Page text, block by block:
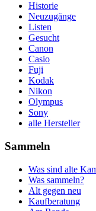
Historie
Neuzugänge
Listen
Gesucht
Canon
Casio
Fuji
Kodak
Nikon
Olympus
Sony
alle Hersteller
Sammeln
Was sind alte
Was sammeln?
Alt gegen neu
Kaufberatung